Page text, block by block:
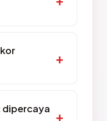
dipercaya